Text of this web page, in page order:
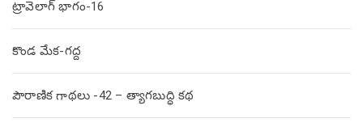
ట్రావెలాగ్ భాగం-16
కొండ మేక-గద్ద
పౌరాణిక గాథలు -42 – త్యాగబుద్ధి కథ